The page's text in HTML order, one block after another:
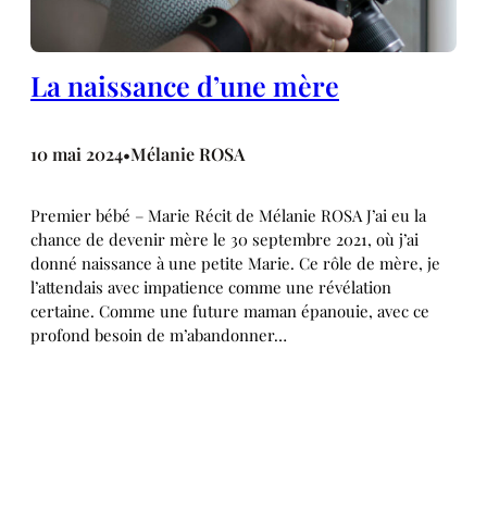
La naissance d’une mère
10 mai 2024•Mélanie ROSA
Premier bébé – Marie Récit de Mélanie ROSA J’ai eu la
chance de devenir mère le 30 septembre 2021, où j’ai
donné naissance à une petite Marie. Ce rôle de mère, je
l’attendais avec impatience comme une révélation
certaine. Comme une future maman épanouie, avec ce
profond besoin de m’abandonner…